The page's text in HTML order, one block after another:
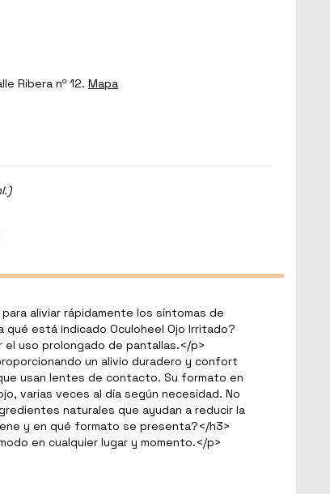
Ribera nº 12. Mapa
aliviar rápidamente los síntomas de
qué está indicado Oculoheel Ojo Irritado?
uso prolongado de pantallas.</p>
un alivio duradero y confort
usan lentes de contacto. Su formato en
varias veces al día según necesidad. No
naturales que ayudan a reducir la
y en qué formato se presenta?</h3>
en cualquier lugar y momento.</p>